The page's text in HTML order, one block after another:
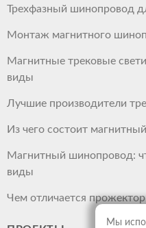
Трехфазный шинопровод
Монтаж магнитного
Магнитные трековые
виды
Лучшие производители
Из чего состоит
Магнитный шинопровод:
виды
Чем отличается
Мы